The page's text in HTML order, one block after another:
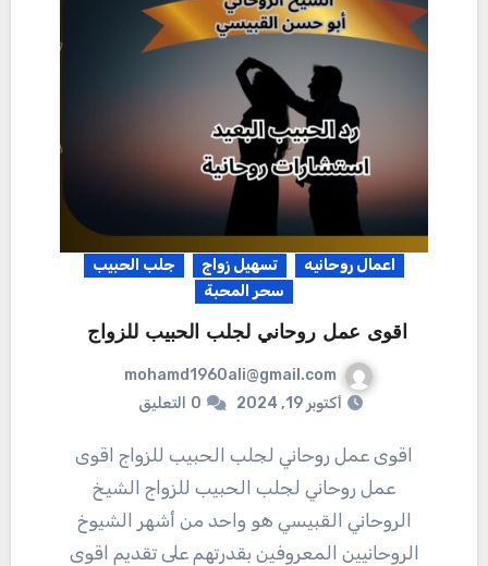
اعمال روحانيه تسهيل زواج
جلب الحبيب
سحر المحبة
اقوى عمل روحاني لجلب الحبيب للزواج
mohamd1960ali@gmail.com
أكتوبر 19, 2024
0 التعليق
عمل روحاني لجلب الحبيب للزواج الشيخ
الروحاني القبيسي هو واحد من أشهر الشيوخ
الروحانيين المعروفين بقدرتهم على تقديم اقوى